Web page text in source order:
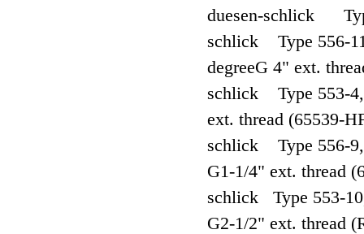
duesen-schlick
schlick Type 556-
degreeG 4" ext.
schlick Type 553-4,
ext. thread (65539-
schlick Type 556-9,
G1-1/4" ext. thread
schlick Type 553-
G2-1/2" ext. thread